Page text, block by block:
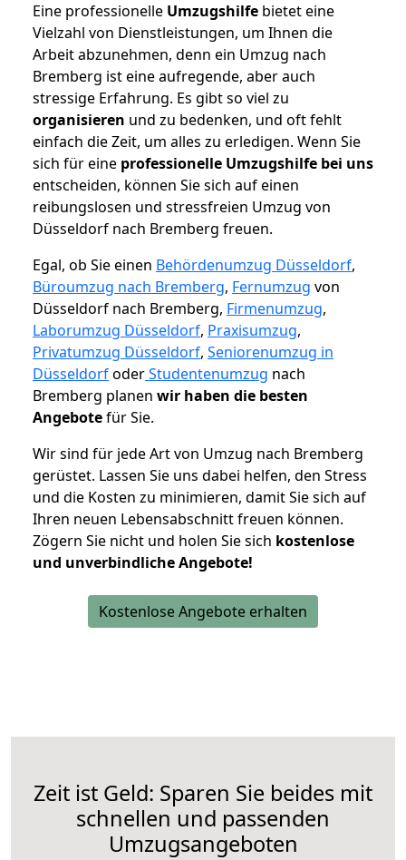
Eine professionelle Umzugshilfe bietet eine
Vielzahl von Dienstleistungen, um Ihnen die
Arbeit abzunehmen, denn ein Umzug nach
Bremberg ist eine aufregende, aber auch
stressige Erfahrung. Es gibt so viel zu
organisieren und zu bedenken, und oft fehlt
einfach die Zeit, um alles zu erledigen. Wenn Sie
sich für eine professionelle Umzugshilfe bei uns
entscheiden, können Sie sich auf einen
reibungslosen und stressfreien Umzug von
Düsseldorf nach Bremberg freuen.
Egal, ob Sie einen Behördenumzug Düsseldorf,
Büroumzug nach Bremberg, Fernumzug von
Düsseldorf nach Bremberg, Firmenumzug,
Laborumzug Düsseldorf, Praxisumzug,
Privatumzug Düsseldorf, Seniorenumzug in
DüsseldorfoderStudentenumzug nach
Bremberg planen wir haben die besten
Angebotefür Sie.
Wir sind für jede Art von Umzug nach Bremberg
gerüstet. Lassen Sie uns dabei helfen, den Stress
und die Kosten zu minimieren, damit Sie sich auf
Ihren neuen Lebensabschnitt freuen können.
Zögern Sie nicht und holen Sie sich kostenlose
und unverbindliche Angebote!
Kostenlose Angebote erhalten
Zeit ist Geld: Sparen Sie beides mit
schnellen und passenden
Umzugsangeboten